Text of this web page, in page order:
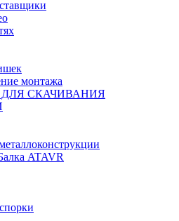
монтажа
СКАЧИВАНИЯ
ATAVR